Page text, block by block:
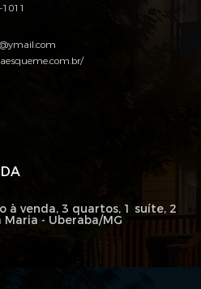
à venda, 3 quartos, 1 suíte, 2
Maria - Uberaba/MG